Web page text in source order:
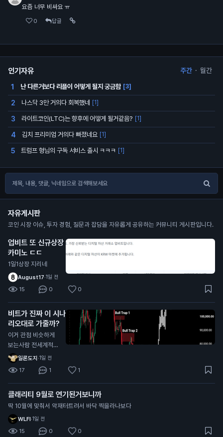
요즘 너무 비싸요 ㅠ
0 답글
인기자유 주간 · 월간
1 난 다른거보다 리플이 어떻게 될지 궁금함 [3]
2 나스닥 3만 거의다 회복했네 [1]
3 라이트코인(LTC)는 향후에 어떻게 될거같음? [1]
4 김치 프리미엄 거의다 빠졌네요 [1]
5 트럼프 형님의 구독 서비스 출시 ㅋㅋㅋ [1]
자유게시판
코인 시장 이슈, 투자 경험, 질문과 잡담을 자유롭게 공유하는 커뮤니티 게시판입니다.
업비트 또 신규상장
카미노 ㄷㄷ
1일1상장 지리네
August17·1일 전
15 0 0
비트가 진짜 이 시나
리오대로 가줄까?
이거 관점 비슷하게
보는사람 전세계적으
로 너무 많던데
일론도지·1일 전
17 1 1
클래리티 9월로 연기된거보니까
딱 10월에 맞춰서 악재터트려서 바닥 찍을라나보다
WLFI·1일 전
15 0 0